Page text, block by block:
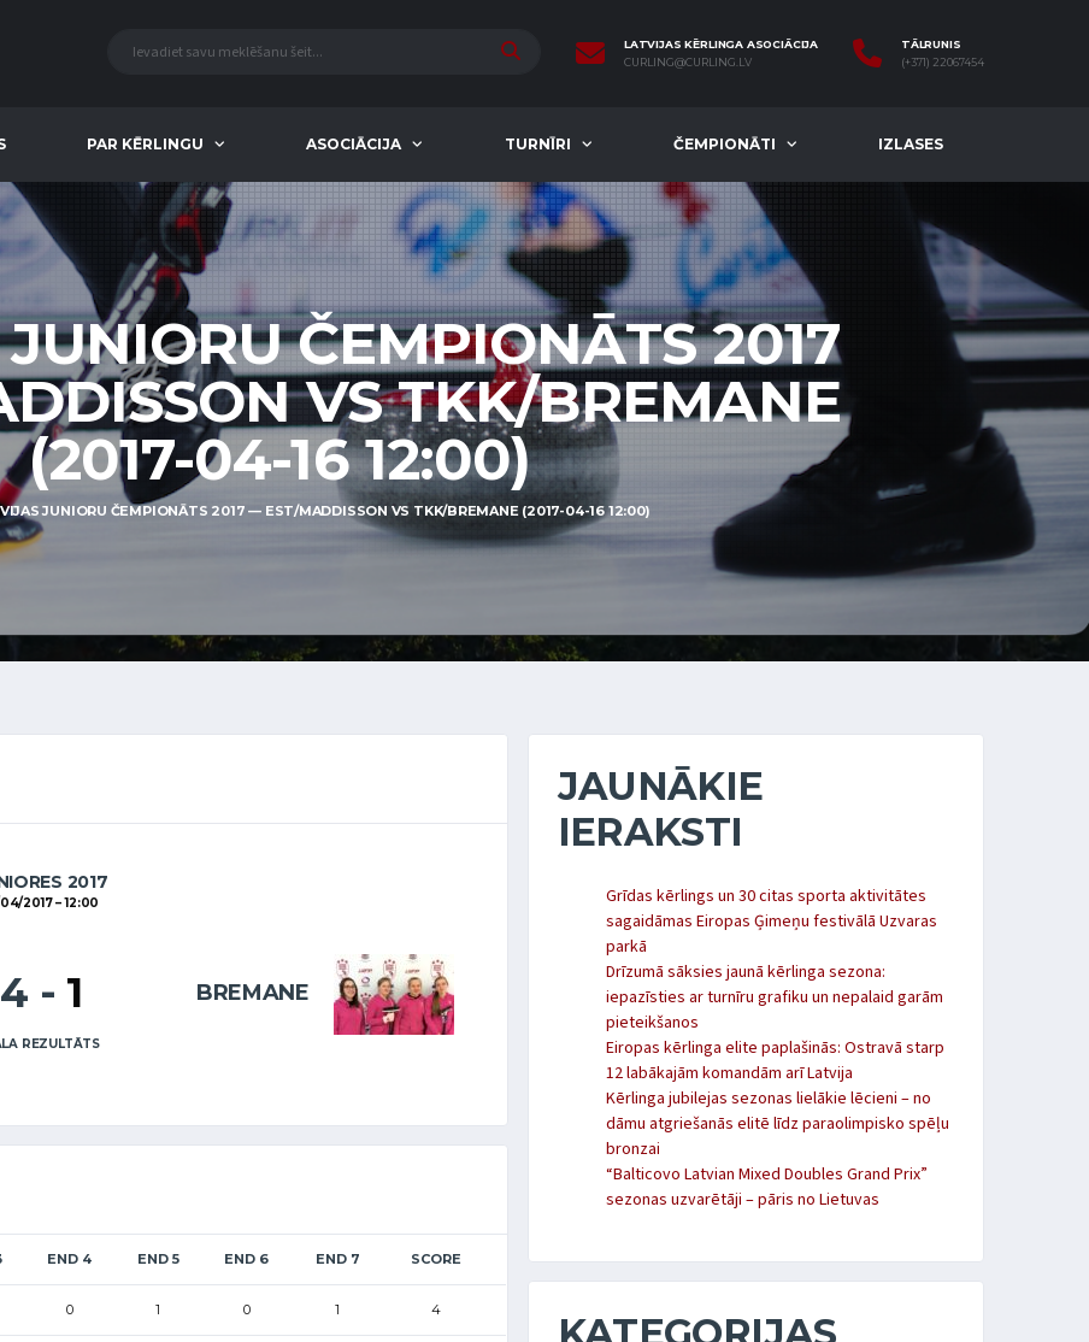
LATVIJAS KĒRLINGA ASOCIĀCIJA
CURLING@CURLING.LV
TĀLRUNIS
(+371) 22067454
PAR KĒRLINGU ASOCIĀCIJA TURNĪRI ČEMPIONĀTI IZLASES
ČEMPIONĀTS 2017
VS TKK/BREMANE
(2017-04-16 12:00)
JUNIORU ČEMPIONĀTS 2017 — EST/MADDISSON VS TKK/BREMANE (2017-04-16 12:00)
2017
04/2017 12:00
BREMANE
4 - 1
REZULTĀTS
END 4 END 5 END 6 END 7 SCORE
0 1 0 1 4
JAUNĀKIE
IERAKSTI
Grīdas kērlings un 30 citas sporta aktivitātes
sagaidāmas Eiropas Ģimeņu festivālā Uzvaras
parkā
Drīzumā sāksies jaunā kērlinga sezona:
iepazīsties ar turnīru grafiku un nepalaid garām
pieteikšanos
Eiropas kērlinga elite paplašinās: Ostravā starp
12 labākajām komandām arī Latvija
Kērlinga jubilejas sezonas lielākie lēcieni – no
dāmu atgriešanās elitē līdz paraolimpisko spēļu
bronzai
“Balticovo Latvian Mixed Doubles Grand Prix”
sezonas uzvarētāji – pāris no Lietuvas